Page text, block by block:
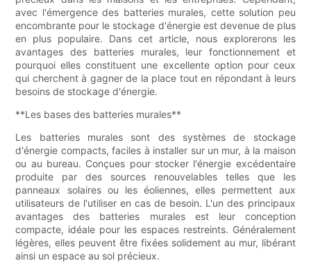
avec l'émergence des batteries murales, cette solution peu
encombrante pour le stockage d'énergie est devenue de plus
en plus populaire. Dans cet article, nous explorerons les
avantages des batteries murales, leur fonctionnement et
pourquoi elles constituent une excellente option pour ceux
qui cherchent à gagner de la place tout en répondant à leurs
besoins de stockage d'énergie.
**Les bases des batteries murales**
Les batteries murales sont des systèmes de stockage
d'énergie compacts, faciles à installer sur un mur, à la maison
ou au bureau. Conçues pour stocker l'énergie excédentaire
produite par des sources renouvelables telles que les
panneaux solaires ou les éoliennes, elles permettent aux
utilisateurs de l'utiliser en cas de besoin. L'un des principaux
avantages des batteries murales est leur conception
compacte, idéale pour les espaces restreints. Généralement
légères, elles peuvent être fixées solidement au mur, libérant
ainsi un espace au sol précieux.